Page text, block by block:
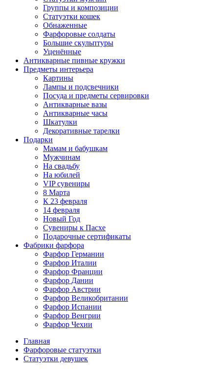
Группы и композиции
Статуэтки кошек
Обнаженные
Фарфоровые солдаты
Большие скульптуры
Уценённые
Антикварные пивные кружки
Предметы интерьера
Картины
Лампы и подсвечники
Посуда и предметы сервировки
Антикварные вазы
Антикварные часы
Шкатулки
Декоративные тарелки
Подарки
Мамам и бабушкам
Мужчинам
На свадьбу
На юбилей
VIP сувениры
8 Марта
К 23 февраля
14 февраля
Новый Год
Сувениры к Пасхе
Подарочные сертификаты
Фабрики фарфора
Фарфор Германии
Фарфор Италии
Фарфор Франции
Фарфор Дании
Фарфор Австрии
Фарфор Великобритании
Фарфор Испании
Фарфор Венгрии
Фарфор Чехии
Главная
Фарфоровые статуэтки
Статуэтки девушек